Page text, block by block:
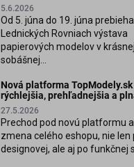
5.6.2026
Od 5. júna do 19. júna
Lednických Rovniach výstava
papierových modelov v krásnej
sobášnej...
Nová platforma TopModely.sk
rýchlejšia, prehľadnejšia a
27.5.2026
Prechod pod novú platformu
zmena celého eshopu, nie len
designovej, ale aj po funkčnej